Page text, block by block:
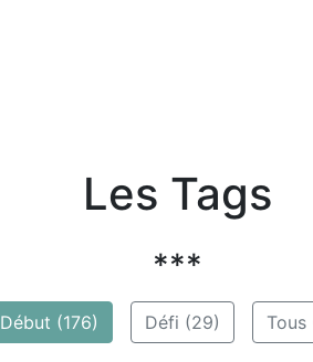
Les Tags
***
Début (176) Défi (29) Tous